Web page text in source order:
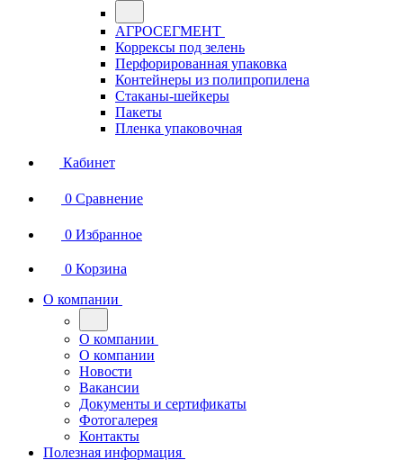
АГРОСЕГМЕНТ
Коррексы под зелень
Перфорированная упаковка
Контейнеры из полипропилена
Стаканы-шейкеры
Пакеты
Пленка упаковочная
Кабинет
0 Сравнение
0 Избранное
0 Корзина
О компании
О компании
О компании
Новости
Вакансии
Документы и сертификаты
Фотогалерея
Контакты
Полезная информация